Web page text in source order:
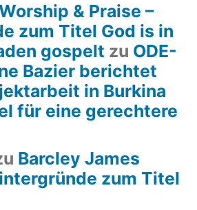
& Praise –
zum Titel God is in
gospelt zu ODE-
Bazier berichtet
in Burkina
für eine gerechtere
Barcley James
zum Titel